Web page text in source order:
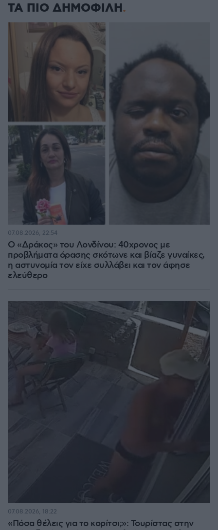
ΤΑ ΠΙΟ ΔΗΜΟΦΙΛΗ
Ο «Δράκος» του Λονδίνου: 40χρονος με
προβλήματα όρασης σκότωνε και βίαζε γυναίκες,
η αστυνομία τον είχε συλλάβει και τον άφησε
ελεύθερο
07.08.2026, 22:54
«Πόσα θέλεις για το κορίτσι;»: Τουρίστας στην
07.08.2026, 18:22